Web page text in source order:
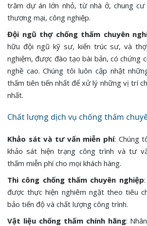
trăm dự án lớn nhỏ, từ nhà ở, chung cư
thương mại, công nghiệp.
Đội ngũ thợ chống thấm chuyên
hữu đội ngũ kỹ sư, kiến trúc sư, và
nghiệm, được đào tạo bài bản, có chứng
nghề cao. Chúng tôi luôn cập nhật
thấm tiên tiến nhất để xử lý những vị trí
nhất.
Chất lượng dịch vụ chống thấm
Khảo sát và tư vấn miễn phí: Chúng
khảo sát hiện trạng công trình và tư
thấm miễn phí cho mọi khách hàng.
Thi công chống thấm chuyên nghiệp
được thực hiện nghiêm ngặt theo tiêu
bảo tiến độ và chất lượng công trình.
Vật liệu chống thấm chính hãng: